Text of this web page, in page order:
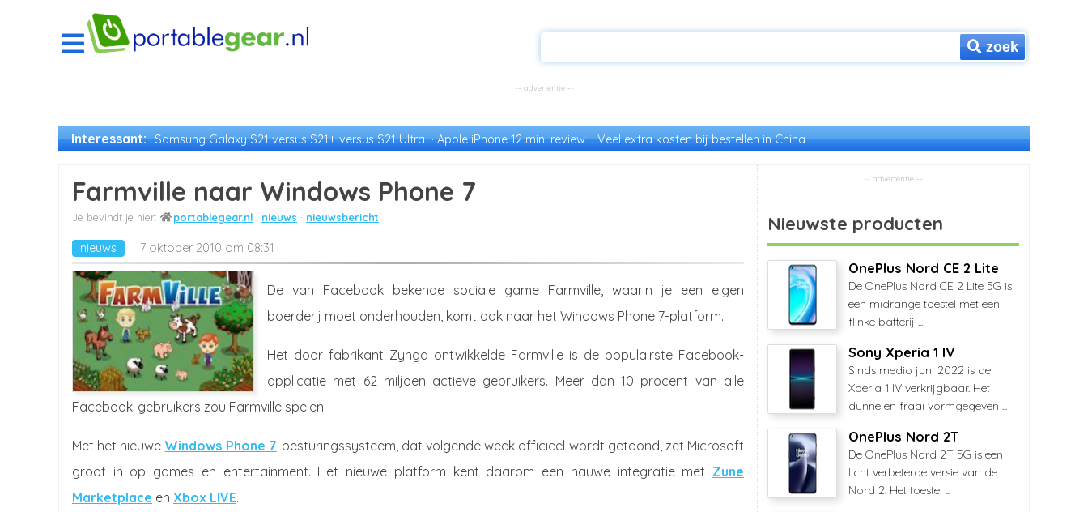
zoek
Interessant: Samsung Galaxy S21 versus S21+ versus S21 Ultra Apple iPhone 12 mini review Veel extra kosten bij bestellen in China
Farmville naar Windows Phone 7
portablegear.nl nieuws nieuwsbericht
nieuws 7 oktober 2010 om 08:31
De van Facebook bekende sociale game Farmville, waarin je een eigen
boerderij moet onderhouden, komt ook naar het Windows Phone 7-platform.
Het door fabrikant Zynga ontwikkelde Farmville is de populairste Facebook-
applicatie met 62 miljoen actieve gebruikers. Meer dan 10 procent van alle
Facebook-gebruikers zou Farmville spelen.
Met het nieuwe Windows Phone 7-besturingssysteem, dat volgende week officieel wordt getoond, zet Microsoft
groot in op games en entertainment. Het nieuwe platform kent daarom een nauwe integratie met Zune
Marketplace en Xbox LIVE.
Nieuwste producten
OnePlus Nord CE 2 Lite
De OnePlus Nord CE 2 Lite 5G is
een midrange toestel met een
flinke batterij ...
Sony Xperia 1 IV
Sinds medio juni 2022 is de
Xperia 1 IV verkrijgbaar. Het
dunne en fraai vormgegeven ...
OnePlus Nord 2T
De OnePlus Nord 2T 5G is een
licht verbeterde versie van de
Nord 2. Het toestel ...